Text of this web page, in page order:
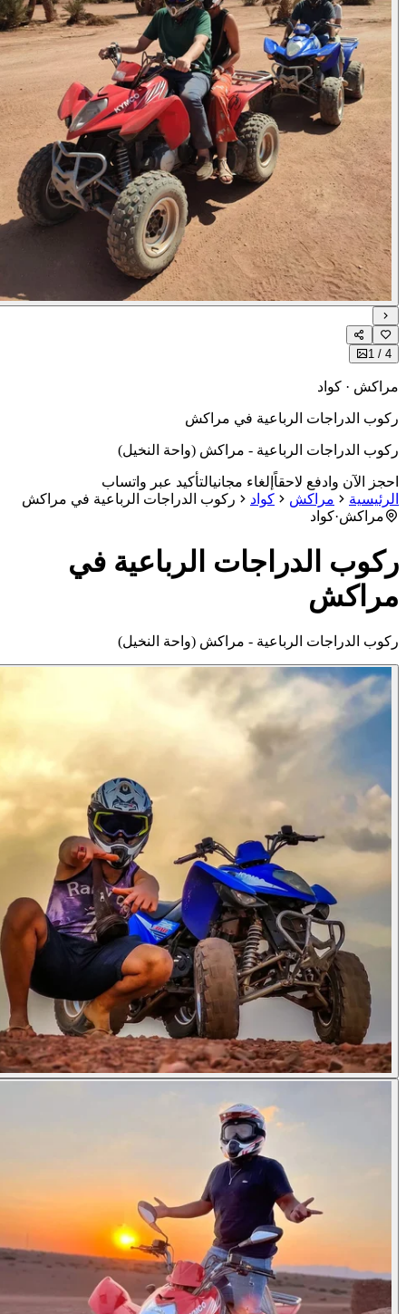
1
· كواد
الدراجات الرباعية في مراكش
الدراجات الرباعية - مراكش (واحة النخيل)
الآن وادفع لاحقاًإلغاء مجانيالتأكيد عبر واتساب
مراكش كواد
ركوب الدراجات الرباعية في مراكش
مراكش·كواد
الدراجات الرباعية في
الدراجات الرباعية - مراكش (واحة النخيل)